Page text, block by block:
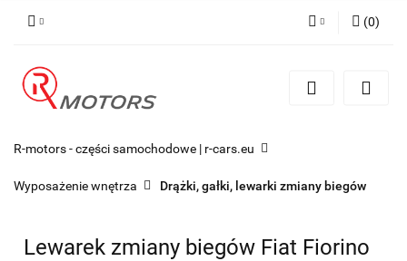
Zarejestruj się
(0)
R-motors - części samochodowe | r-cars.eu
Wyposażenie wnętrza Drążki, gałki, lewarki zmiany biegów
Lewarek zmiany biegów Fiat Fiorino